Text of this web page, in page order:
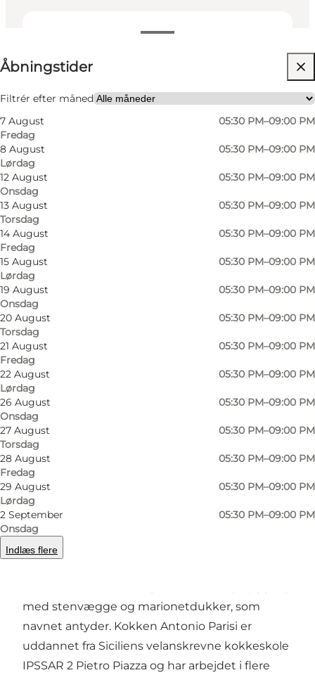
Åbningstider
Filtrér efter måned
7 August
Fredag
05:30 PM–09:00 PM
8 August
Lørdag
05:30 PM–09:00 PM
12 August
Onsdag
05:30 PM–09:00 PM
13 August
Torsdag
05:30 PM–09:00 PM
14 August
Fredag
05:30 PM–09:00 PM
15 August
Lørdag
05:30 PM–09:00 PM
19 August
Onsdag
05:30 PM–09:00 PM
20 August
Torsdag
05:30 PM–09:00 PM
21 August
Fredag
05:30 PM–09:00 PM
22 August
Lørdag
05:30 PM–09:00 PM
26 August
Onsdag
05:30 PM–09:00 PM
27 August
Torsdag
05:30 PM–09:00 PM
28 August
Fredag
05:30 PM–09:00 PM
29 August
Lørdag
05:30 PM–09:00 PM
2 September
Onsdag
05:30 PM–09:00 PM
Indlæs flere
Besøg hjemmeside
Min partner, Venner
Ukendt/WEB
©I Pupi Siciliani
Foto:
I Pupi Siciliani er en ægte, lille siciliansk
restaurant, der har fået udmærkelse af Det
med stenvægge og marionetdukker, som
navnet antyder. Kokken Antonio Parisi er
uddannet fra Siciliens velanskrevne kokkeskole
IPSSAR 2 Pietro Piazza og har arbejdet i flere